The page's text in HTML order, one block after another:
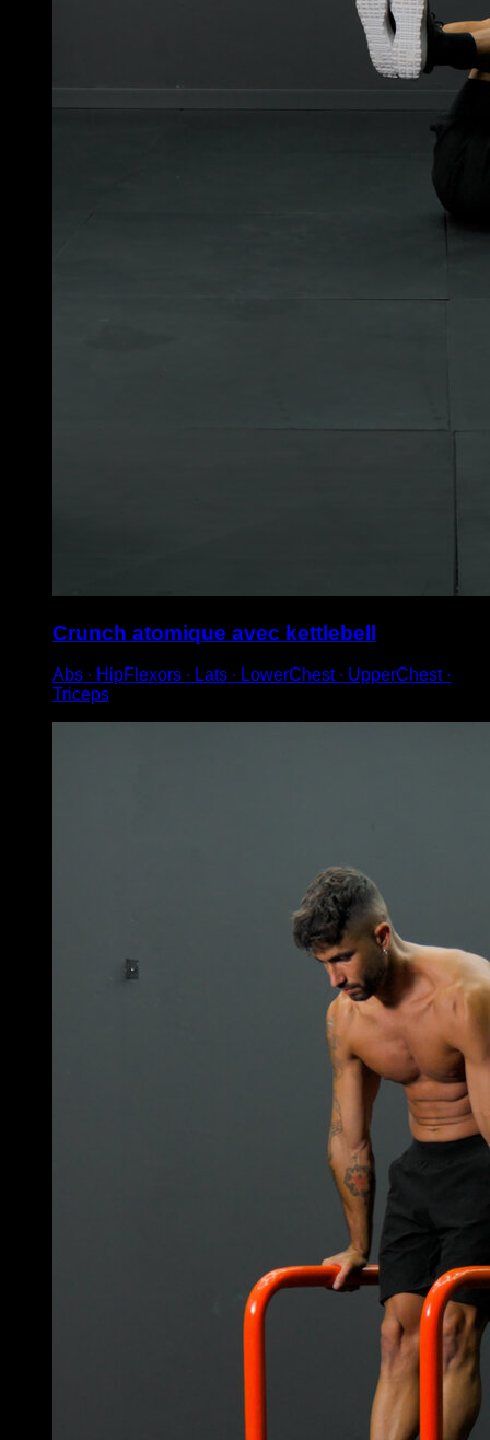
Crunch atomique avec kettlebell
Abs ∙ HipFlexors ∙ Lats ∙ LowerChest ∙ UpperChest ∙
Triceps